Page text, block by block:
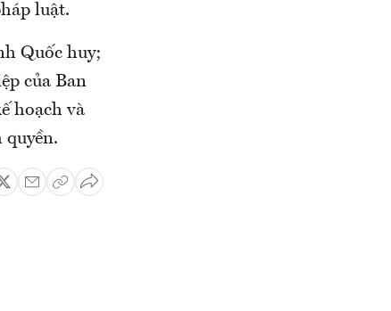
luật.
Quốc huy;
của Ban
hoạch và